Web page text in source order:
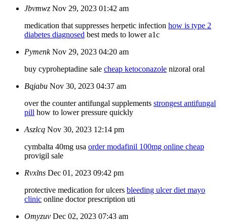
Jbvmwz Nov 29, 2023 01:42 am
medication that suppresses herpetic infection how is type 2
diabetes diagnosed best meds to lower a1c
Pymenk Nov 29, 2023 04:20 am
buy cyproheptadine sale cheap ketoconazole nizoral oral
Bqjabu Nov 30, 2023 04:37 am
over the counter antifungal supplements strongest antifungal
pill how to lower pressure quickly
Aszlcq Nov 30, 2023 12:14 pm
cymbalta 40mg usa order modafinil 100mg online cheap
provigil sale
Rvxlns Dec 01, 2023 09:42 pm
protective medication for ulcers bleeding ulcer diet mayo
clinic online doctor prescription uti
Omyzuv Dec 02, 2023 07:43 am